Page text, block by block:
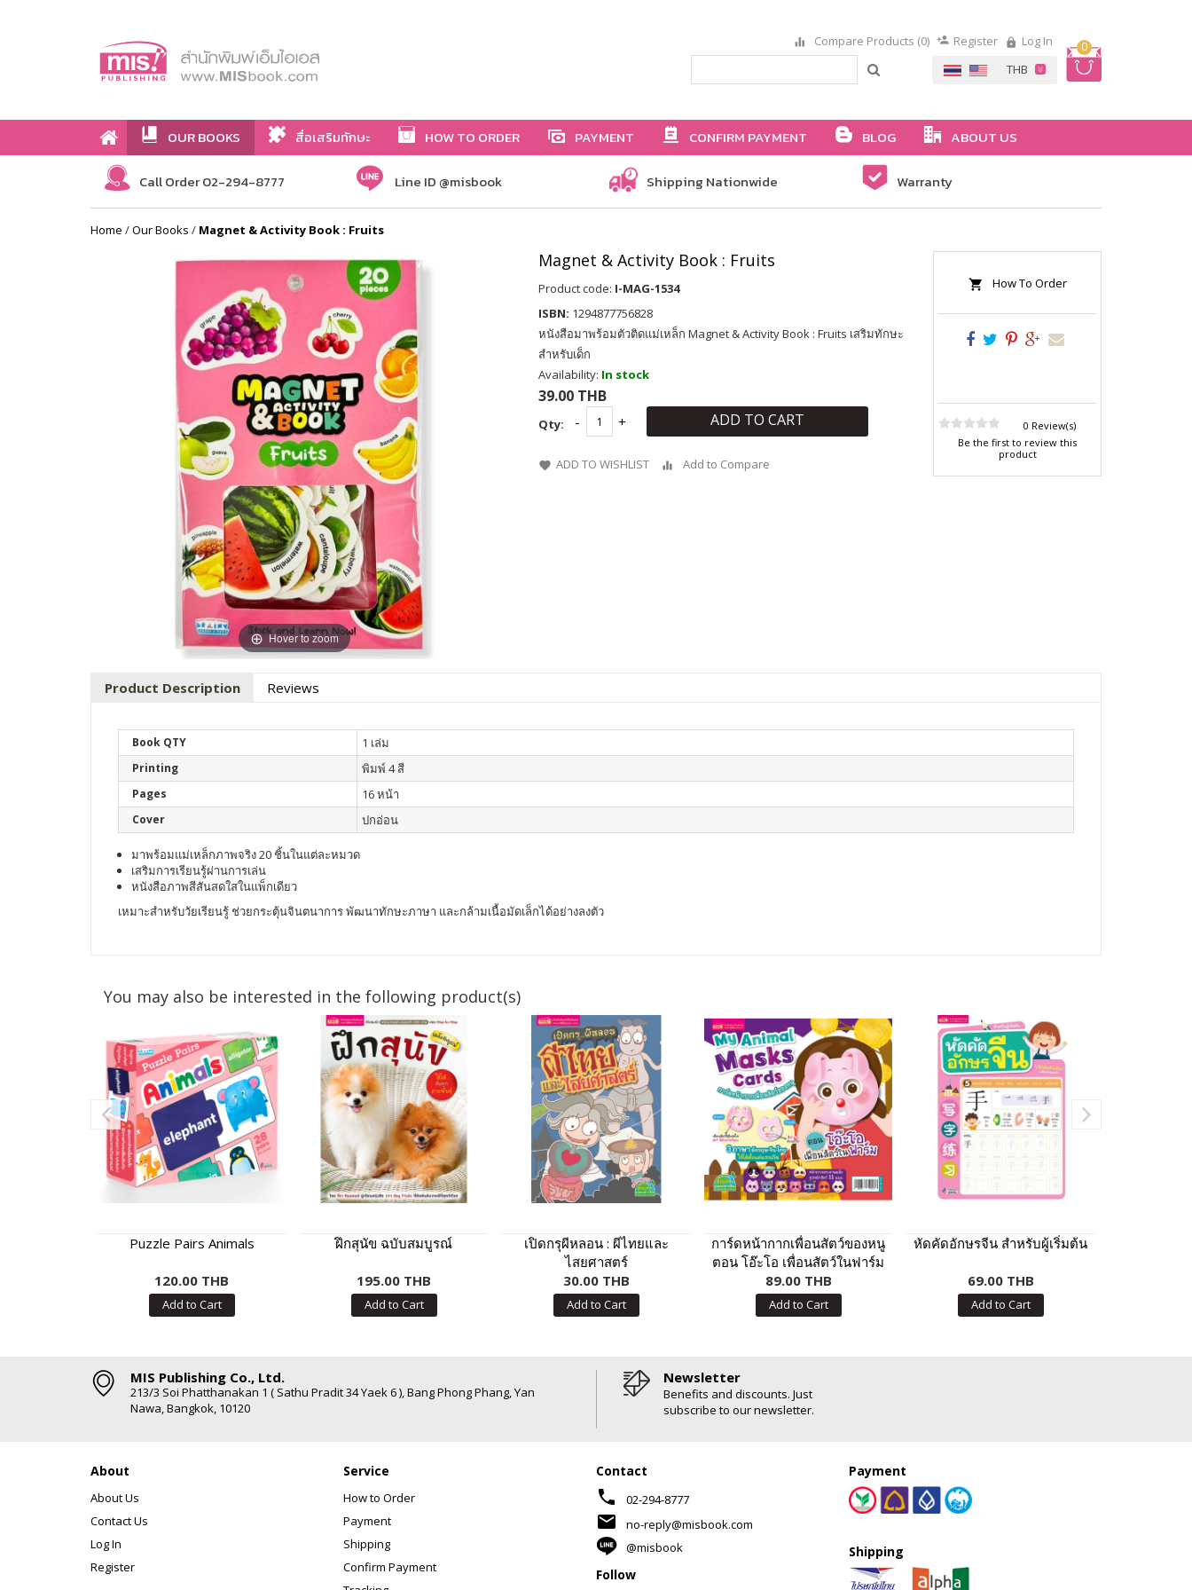
0
Compare Products (0) Register Log In
OUR BOOKS สื่อเสริมทักษะ HOW TO ORDER PAYMENT CONFIRM PAYMENT BLOG ABOUT US
Call Order 02-294-8777 Line ID @misbook Shipping Nationwide Warranty
Home /Our Books / Magnet & Activity Book : Fruits
Hover to zoom
Magnet & Activity Book : Fruits
Product code: I-MAG-1534
ISBN: 1294877756828
หนังสือมาพร้อมตัวติดแม่เหล็ก Magnet & Activity Book : Fruits เสริมทักษะ
สำหรับเด็ก
Availability: In stock
39.00 THB
Qty: ADD TO CART
ADD TO WISHLIST Add to Compare
How To Order
0 Review(s)
Be the first to review this
product
Product Description Reviews
Book QTY 1 เล่ม
Printing พิมพ์ 4 สี
Pages 16 หน้า
Cover ปกอ่อน
มาพร้อมแม่เหล็กภาพจริง 20 ชิ้นในแต่ละหมวด
เสริมการเรียนรู้ผ่านการเล่น
หนังสือภาพสีสันสดใสในแพ็กเดียว
เหมาะสำหรับวัยเรียนรู้ ช่วยกระตุ้นจินตนาการ พัฒนาทักษะภาษา และกล้ามเนื้อมัดเล็กได้อย่างลงตัว
You may also be interested in the following product(s)
Puzzle Pairs Animals
120.00 THB
Add to Cart
ฝึกสุนัข ฉบับสมบูรณ์
195.00 THB
Add to Cart
เปิดกรุผีหลอน : ผีไทยและ
ไสยศาสตร์
30.00 THB
Add to Cart
การ์ดหน้ากากเพื่อนสัตว์ของหนู
ตอน โอ๊ะโอ เพื่อนสัตว์ในฟาร์ม
89.00 THB
Add to Cart
หัดคัดอักษรจีน สำหรับผู้เริ่มต้น
69.00 THB
Add to Cart
MIS Publishing Co., Ltd.
213/3 Soi Phatthanakan 1 ( Sathu Pradit 34 Yaek 6 ), Bang Phong Phang, Yan
Nawa, Bangkok, 10120
Newsletter
Benefits and discounts. Just
subscribe to our newsletter.
About
About Us
Contact Us
Log In
Register
Service
How to Order
Payment
Shipping
Confirm Payment
Contact
phone 02-294-8777
mail
no-reply@misbook.com
@misbook
Follow
Payment
Shipping